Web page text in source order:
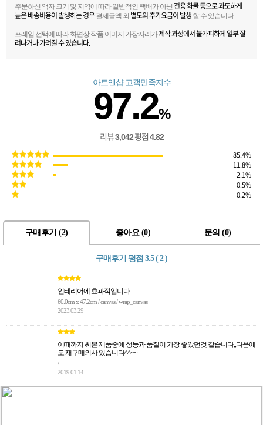
주문하신 액자 크기 및 지역에 따라 일반적인 택배가 아닌 전용 화물 등으로 과도하게
높은 배송비용이 발생하는 경우결제금액 외 별도의 추가요금이 발생 할 수 있습니다.
프레임 선택에 따라 화면상 작품 이미지 가장자리가제작 과정에서 불가피하게 일부 잘
려나거나 가려질 수 있습니다.
아트앤샵 고객만족지수
97.2%
리뷰3,042평점4.82
85.4%
11.8%
2.1%
0.5%
0.2%
구매후기 (2) 좋아요 (0) 문의 (0)
구매후기 평점 3.5 ( 2 )
인테리어에 효과적입니다.
60.0cm x 47.2cm / canvas / wrap_canvas
2023.03.29
이때까지 써본 제품중에 성능과 품질이 가장 좋았던것 같습니다,,다음에
도 재구매의사 있습니다^^~~
/
2019.01.14